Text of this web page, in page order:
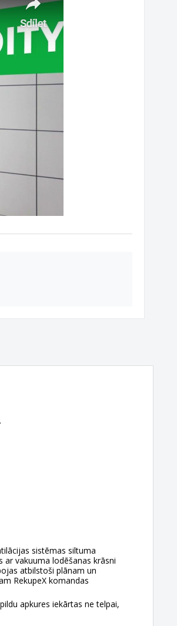
sistēmas siltuma
vakuuma lodēšanas krāsni
atbilstoši plānam un
RekupeX komandas
apkures iekārtas ne telpai,